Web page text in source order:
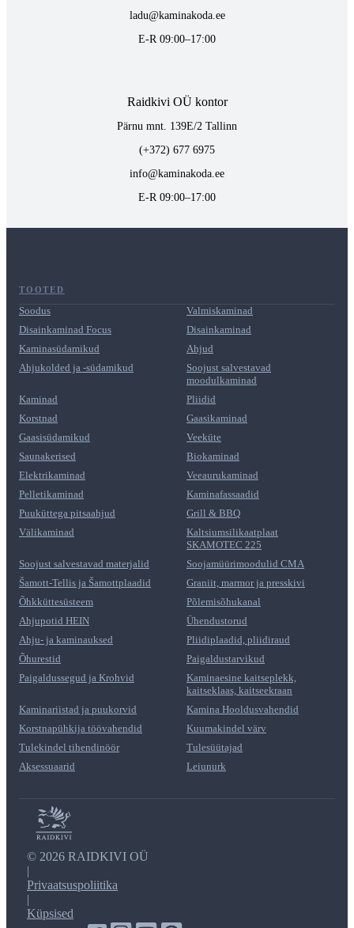
ladu@kaminakoda.ee
E-R 09:00–17:00
Raidkivi OÜ kontor
Pärnu mnt. 139E/2 Tallinn
(+372) 677 6975
info@kaminakoda.ee
E-R 09:00–17:00
TOOTED
Soodus
Valmiskaminad
Disainkaminad Focus
Disainkaminad
Kaminasüdamikud
Ahjud
Ahjukolded ja -südamikud
Soojust salvestavad
moodulkaminad
Kaminad
Pliidid
Korstnad
Gaasikaminad
Gaasisüdamikud
Veeküte
Saunakerised
Biokaminad
Elektrikaminad
Veeaurukaminad
Pelletikaminad
Kaminafassaadid
Puuküttega pitsaahjud
Grill & BBQ
Välikaminad
Kaltsiumsilikaatplaat
SKAMOTEC 225
Soojust salvestavad materjalid
Soojamüürimoodulid CMA
Šamott-Tellis ja Šamottplaadid
Graniit, marmor ja presskivi
Õhkküttesüsteem
Põlemisõhukanal
Ahjupotid HEIN
Ühendustorud
Ahju- ja kaminauksed
Pliidiplaadid, pliidiraud
Õhurestid
Paigaldustarvikud
Paigaldussegud ja Krohvid
Kaminaesine kaitseplekk,
kaitseklaas, kaitseekraan
Kaminariistad ja puukorvid
Kamina Hooldusvahendid
Korstnapühkija töövahendid
Kuumakindel värv
Tulekindel tihendinöör
Tulesüütajad
Aksessuaarid
Leiunurk
© 2026 RAIDKIVI OÜ
|
Privaatsuspoliitika
|
Küpsised